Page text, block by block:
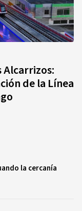
Alcarrizos:
de la Línea
la cercanía